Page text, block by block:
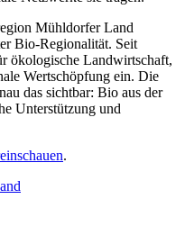
Mühldorfer Land
Bio-Regionalität. Seit
ökologische Landwirtschaft,
Wertschöpfung ein. Die
das sichtbar: Bio aus der
Unterstützung und
.